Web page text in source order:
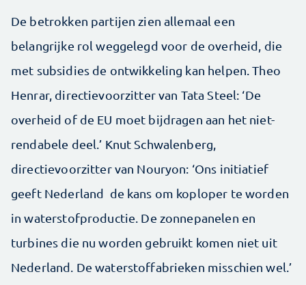
De betrokken partijen zien allemaal een
belangrijke rol weggelegd voor de overheid, die
met subsidies de ontwikkeling kan helpen. Theo
Henrar, directievoorzitter van Tata Steel: ‘De
overheid of de EU moet bijdragen aan het niet-
rendabele deel.’ Knut Schwalenberg,
directievoorzitter van Nouryon: ‘Ons initiatief
geeft Nederland de kans om koploper te worden
in waterstofproductie. De zonnepanelen en
turbines die nu worden gebruikt komen niet uit
Nederland. De waterstoffabrieken misschien wel.’